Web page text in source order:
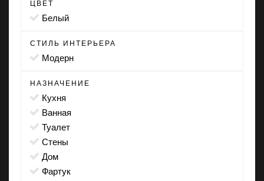
ЦВЕТ
белый
СТИЛЬ ИНТЕРЬЕРА
модерн
НАЗНАЧЕНИЕ
кухня
ванная
туалет
стены
дом
фартук